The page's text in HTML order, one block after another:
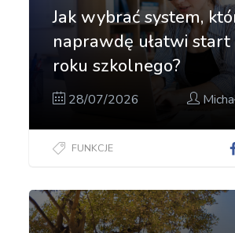
Jak wybrać system,
naprawdę ułatwi
roku szkolnego?
28/07/2026
FUNKCJE